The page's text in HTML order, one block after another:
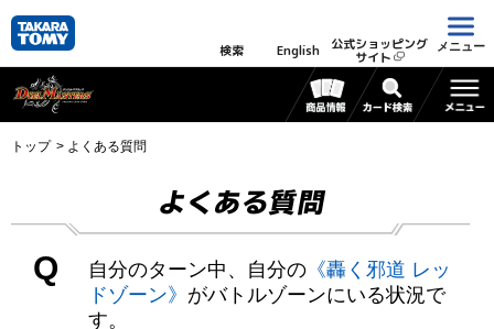
検索 English 公式ショッピング
サイト
メニュー
トップ よくある質問
よくある質問
Q 自分のターン中、自分の 《轟く邪道 レッ
ドゾーン》 がバトルゾーンにいる状況で
す。